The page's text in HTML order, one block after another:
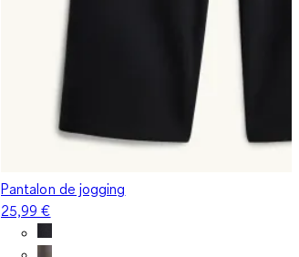
Pantalon de jogging
25,99 €